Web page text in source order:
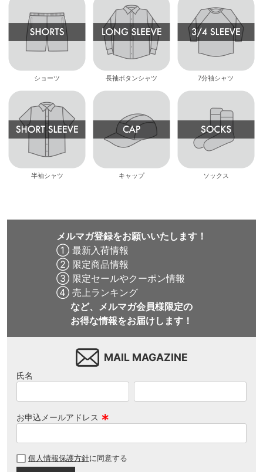
ショーツ 長袖ボタンシャツ 7分袖シャツ
半袖シャツ キャップ ソックス
メルマガ登録をお願いいたします！
① 最新入荷情報
② 限定商品情報
③ 限定セールやクーポン情報
④ 売上ランキング
など、メルマガ会員様限定の
お得な情報をお届けします！
MAIL MAGAZINE
氏名
お申込メールアドレス
須
個人情報保護方針に同意する